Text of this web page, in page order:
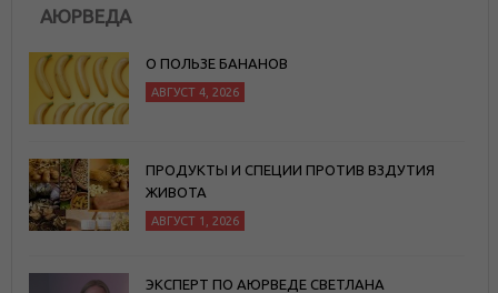
АЮРВЕДА
О ПОЛЬЗЕ БАНАНОВ
АВГУСТ 4, 2026
ПРОДУКТЫ И СПЕЦИИ ПРОТИВ ВЗДУТИЯ
ЖИВОТА
АВГУСТ 1, 2026
ЭКСПЕРТ ПО АЮРВЕДЕ СВЕТЛАНА